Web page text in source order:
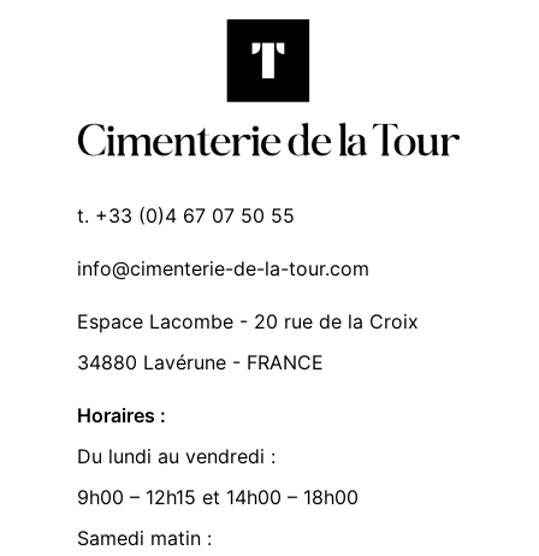
t. +33 (0)4 67 07 50 55
info@cimenterie-de-la-tour.com
Espace Lacombe - 20 rue de la Croix
34880 Lavérune - FRANCE
Horaires :
Du lundi au vendredi :
9h00 – 12h15 et 14h00 – 18h00
Samedi matin :